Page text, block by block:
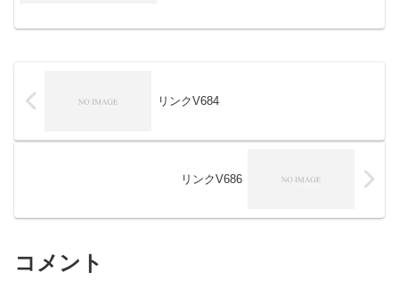
リンクV684
リンクV686
コメント